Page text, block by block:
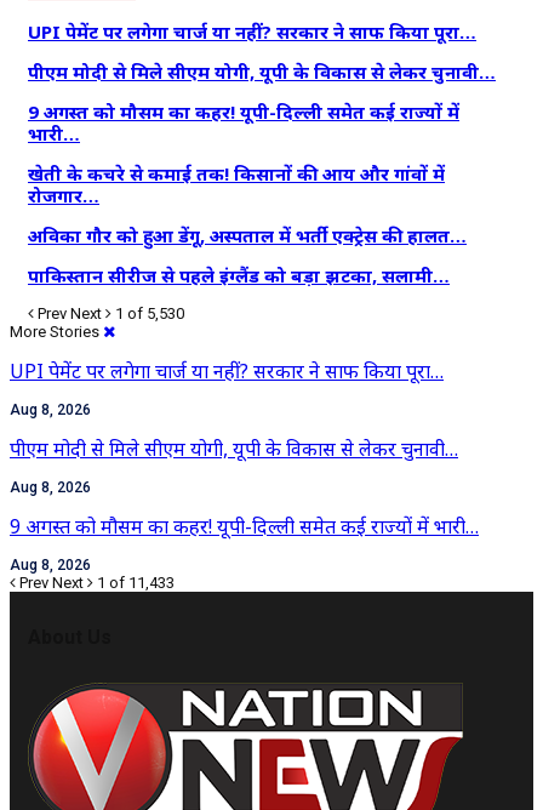
UPI पेमेंट पर लगेगा चार्ज या नहीं? सरकार ने साफ किया पूरा…
पीएम मोदी से मिले सीएम योगी, यूपी के विकास से लेकर चुनावी…
9 अगस्त को मौसम का कहर! यूपी-दिल्ली समेत कई राज्यों में
भारी…
खेती के कचरे से कमाई तक! किसानों की आय और गांवों में
रोजगार…
अविका गौर को हुआ डेंगू, अस्पताल में भर्ती एक्ट्रेस की हालत…
पाकिस्तान सीरीज से पहले इंग्लैंड को बड़ा झटका, सलामी…
Prev Next
1 of 5,530
More Stories
UPI पेमेंट पर लगेगा चार्ज या नहीं? सरकार ने साफ किया पूरा…
Aug 8, 2026
पीएम मोदी से मिले सीएम योगी, यूपी के विकास से लेकर चुनावी…
Aug 8, 2026
9 अगस्त को मौसम का कहर! यूपी-दिल्ली समेत कई राज्यों में भारी…
Aug 8, 2026
Prev Next 1 of 11,433